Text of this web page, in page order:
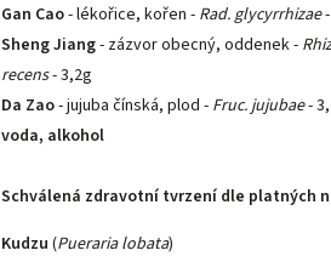
Gan Cao- lékořice, kořen - Rad. glycyrrhizae
Sheng Jiang- zázvor obecný, oddenek -
recens- 3,2g
Da Zao- jujuba čínská, plod - Fruc. jujubae-
voda, alkohol
Schválená zdravotní tvrzení dle platných
Kudzu (Pueraria lobata)